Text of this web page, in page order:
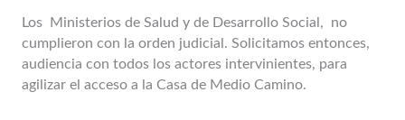
Los Ministerios de Salud y de Desarrollo Social, no
cumplieron con la orden judicial. Solicitamos entonces,
audiencia con todos los actores intervinientes, para
agilizar el acceso a la Casa de Medio Camino.